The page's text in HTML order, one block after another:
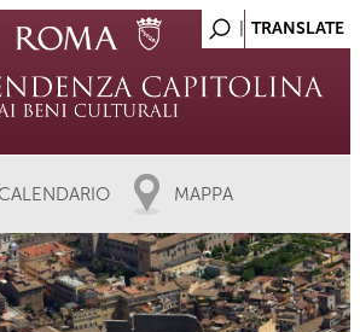
CALENDARIO MAPPA